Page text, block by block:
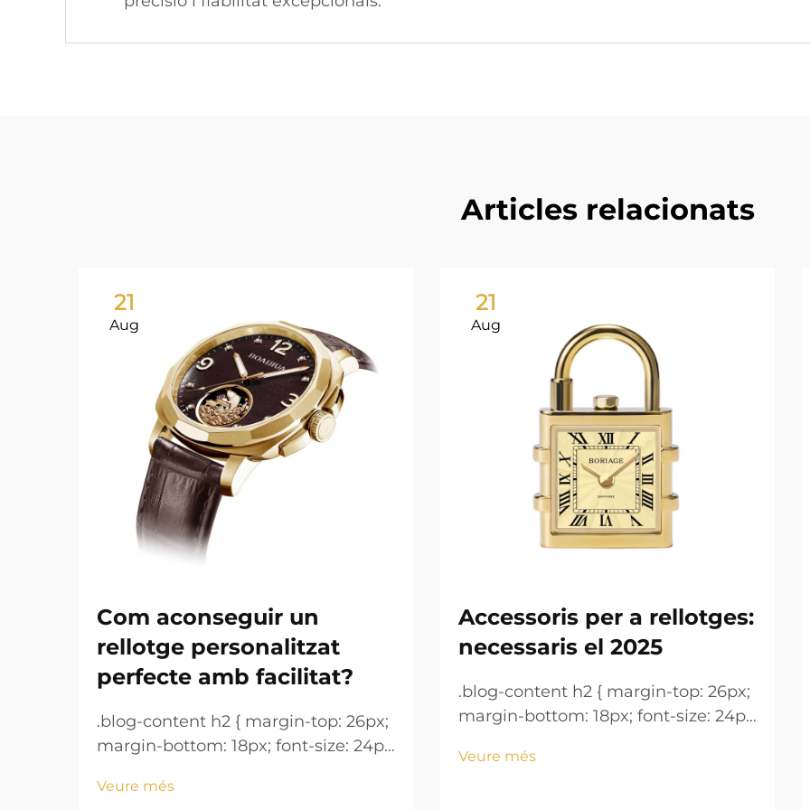
Articles relacionats
21
Aug
Com aconseguir un
rellotge personalitzat
perfecte amb facilitat?
.blog-content h2 { margin-top: 26px;
margin-bottom: 18px; font-size: 24px
height: normal; } .blog-content h3 {
Veure més
21
Aug
Accessoris per a rellotges:
necessaris el 2025
.blog-content h2 { margin-top: 26px;
margin-bottom: 18px; font-size: 24px
height: normal; } .blog-content h3 {
Veure més